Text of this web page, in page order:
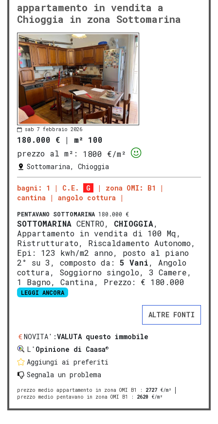
appartamento in vendita a
Chioggia in zona Sottomarina
sab 7 febbraio 2026
180.000 € | m² 100
prezzo al m²:
1800 €/m²
Sottomarina, Chioggia
bagni: 1 C.E. G
zona OMI: B1
cantina
angolo cottura
PENTAVANO SOTTOMARINA 180.000 €
SOTTOMARINA CENTRO, CHIOGGIA,
Appartamento in vendita di 100 Mq,
Ristrutturato, Riscaldamento Autonomo,
Epi: 123 kwh/m2 anno, posto al piano
2° su 3, composto da: 5 Vani, Angolo
cottura, Soggiorno singolo, 3 Camere,
1 Bagno, Cantina, Prezzo: € 180.000
LEGGI ANCORA
ALTRE FONTI
NOVITA':VALUTA questo immobile
L' Opinione di Caasa®
Aggiungi ai preferiti
Segnala un problema
prezzo medio appartamento in zona OMI B1 : 2727 €/m²
prezzo medio pentavano in zona OMI B1
: 2620 €/m²